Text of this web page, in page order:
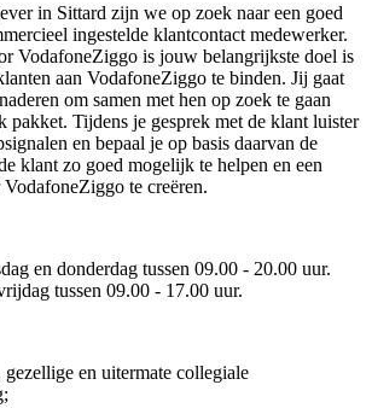
in Sittard zijn we op zoek naar een goed
ingestelde klantcontact medewerker.
VodafoneZiggo is jouw belangrijkste doel is
aan VodafoneZiggo te binden. Jij gaat
om samen met hen op zoek te gaan
pakket. Tijdens je gesprek met de klant luister
en bepaal je op basis daarvan de
klant zo goed mogelijk te helpen en een
te creëren.
en donderdag tussen 09.00 - 20.00 uur.
tussen 09.00 - 17.00 uur.
en uitermate collegiale